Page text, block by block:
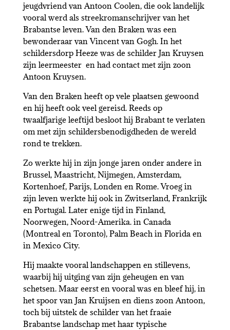
jeugdvriend van Antoon Coolen, die ook landelijk
vooral werd als streekromanschrijver van het
Brabantse leven. Van den Braken was een
bewonderaar van Vincent van Gogh. In het
schildersdorp Heeze was de schilder Jan Kruysen
zijn leermeester en had contact met zijn zoon
Antoon Kruysen.
Van den Braken heeft op vele plaatsen gewoond
en hij heeft ook veel gereisd. Reeds op
twaalfjarige leeftijd besloot hij Brabant te verlaten
om met zijn schildersbenodigdheden de wereld
rond te trekken.
Zo werkte hij in zijn jonge jaren onder andere in
Brussel, Maastricht, Nijmegen, Amsterdam,
Kortenhoef, Parijs, Londen en Rome. Vroeg in
zijn leven werkte hij ook in Zwitserland, Frankrijk
en Portugal. Later enige tijd in Finland,
Noorwegen, Noord-Amerika. in Canada
(Montreal en Toronto), Palm Beach in Florida en
in Mexico City.
Hij maakte vooral landschappen en stillevens,
waarbij hij uitging van zijn geheugen en van
schetsen. Maar eerst en vooral was en bleef hij, in
het spoor van Jan Kruijsen en diens zoon Antoon,
toch bij uitstek de schilder van het fraaie
Brabantse landschap met haar typische